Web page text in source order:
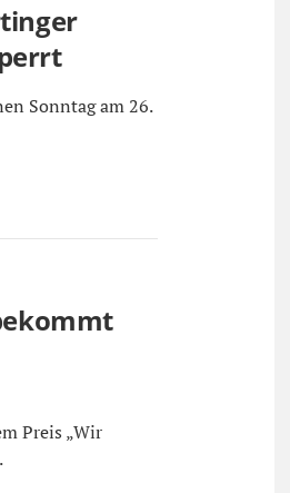
Sonntag am 26.
Preis „Wir